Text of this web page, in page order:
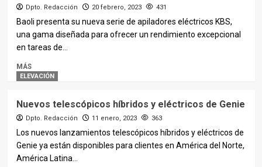
Dpto. Redacción 20 febrero, 2023 431
Baoli presenta su nueva serie de apiladores eléctricos KBS,
una gama diseñada para ofrecer un rendimiento excepcional
en tareas de...
MÁS
ELEVACIÓN
Nuevos telescópicos híbridos y eléctricos de Genie
Dpto. Redacción 11 enero, 2023 363
Los nuevos lanzamientos telescópicos híbridos y eléctricos de
Genie ya están disponibles para clientes en América del Norte,
América Latina...